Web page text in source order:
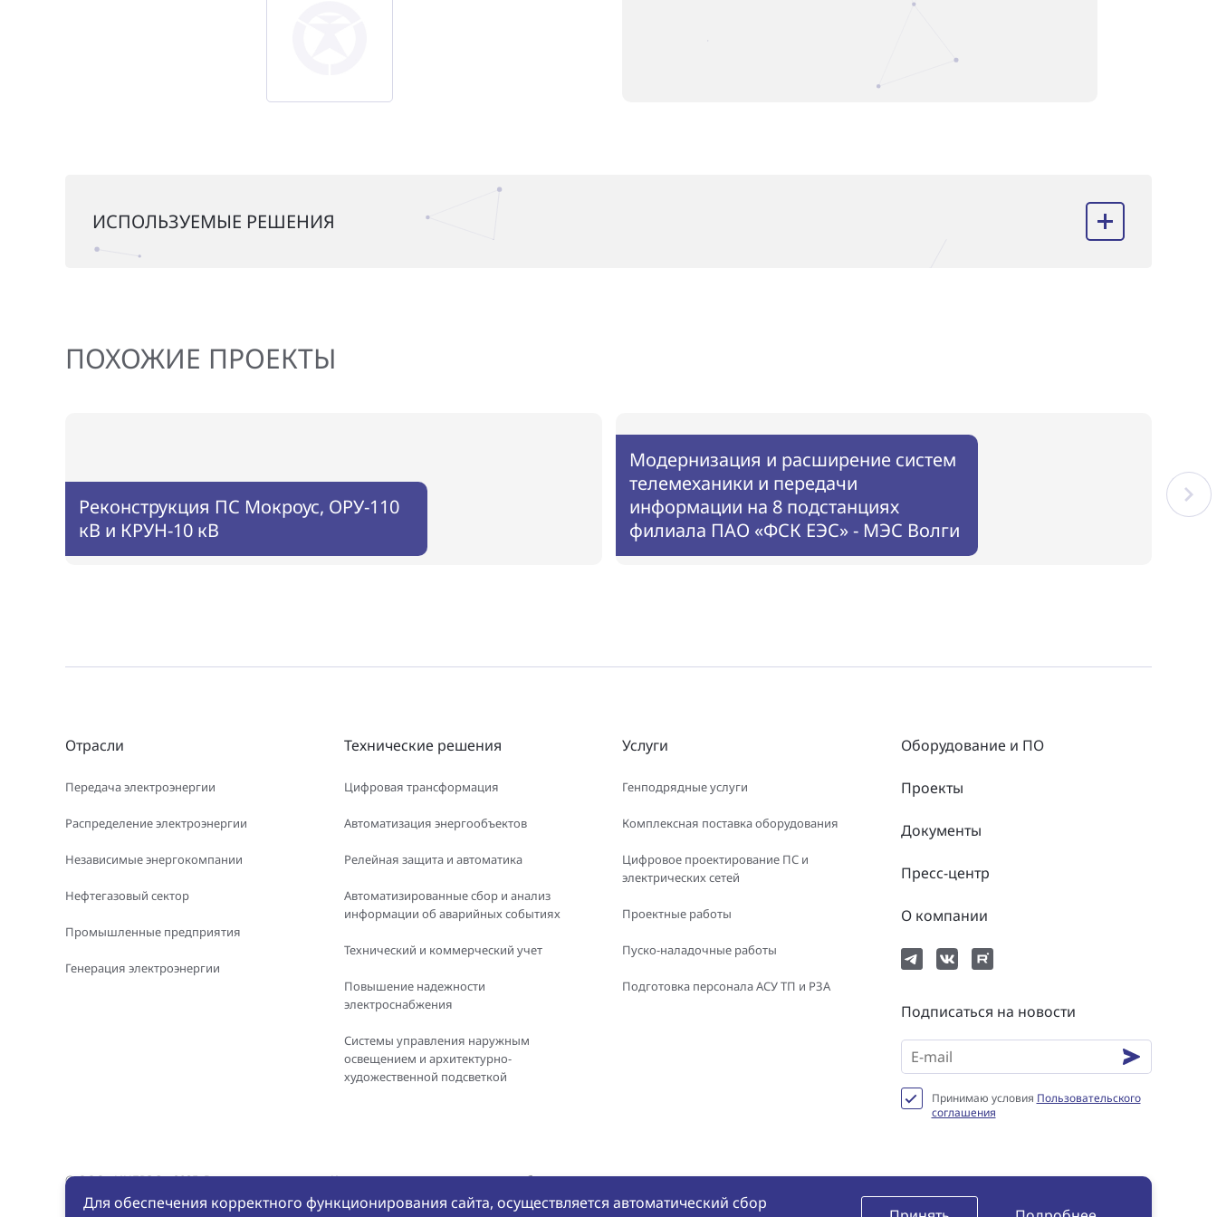
ИСПОЛЬЗУЕМЫЕ РЕШЕНИЯ
ПОХОЖИЕ ПРОЕКТЫ
Реконструкция ПС Мокроус, ОРУ-110
кВ и КРУН-10 кВ
Модернизация и расширение систем
телемеханики и передачи
информации на 8 подстанциях
филиала ПАО «ФСК ЕЭС» - МЭС Волги
Отрасли
Передача электроэнергии
Распределение электроэнергии
Независимые энергокомпании
Нефтегазовый сектор
Промышленные предприятия
Генерация электроэнергии
Технические решения
Цифровая трансформация
Автоматизация энергообъектов
Релейная защита и автоматика
Автоматизированные сбор и анализ
информации об аварийных событиях
Технический и коммерческий учет
Повышение надежности
электроснабжения
Системы управления наружным
освещением и архитектурно-
художественной подсветкой
Услуги
Генподрядные услуги
Комплексная поставка оборудования
Цифровое проектирование ПС и
электрических сетей
Проектные работы
Пуско-наладочные работы
Подготовка персонала АСУ ТП и РЗА
Оборудование и ПО
Проекты
Документы
Пресс-центр
О компании
Подписаться на новости
Принимаю условия Пользовательского
соглашения
Сookie
© ООО «ИНБРЭС», 2025. Все права защищены. Копирование и использование любых
материалов с сайта без письменного разрешения ООО «ИНБРЭС» не допускается
Для обеспечения корректного функционирования сайта, осуществляется автоматический сбор